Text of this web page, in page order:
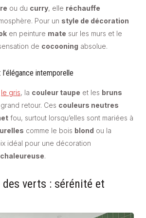
ou du curry, elle réchauffe
Pour un style de décoration
en peinture mate sur les murs et le
de cocooning absolue.
intemporelle
le gris, la couleur taupe et les bruns
retour. Ces couleurs neutres
fou, surtout lorsqu’elles sont mariées à
comme le bois blond ou la
idéal pour une décoration
chaleureuse.
verts : sérénité et